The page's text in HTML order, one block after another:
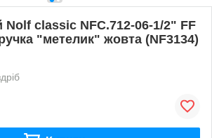
Nolf classic NFC.712-06-1/2" FF
"метелик" жовта (NF3134)